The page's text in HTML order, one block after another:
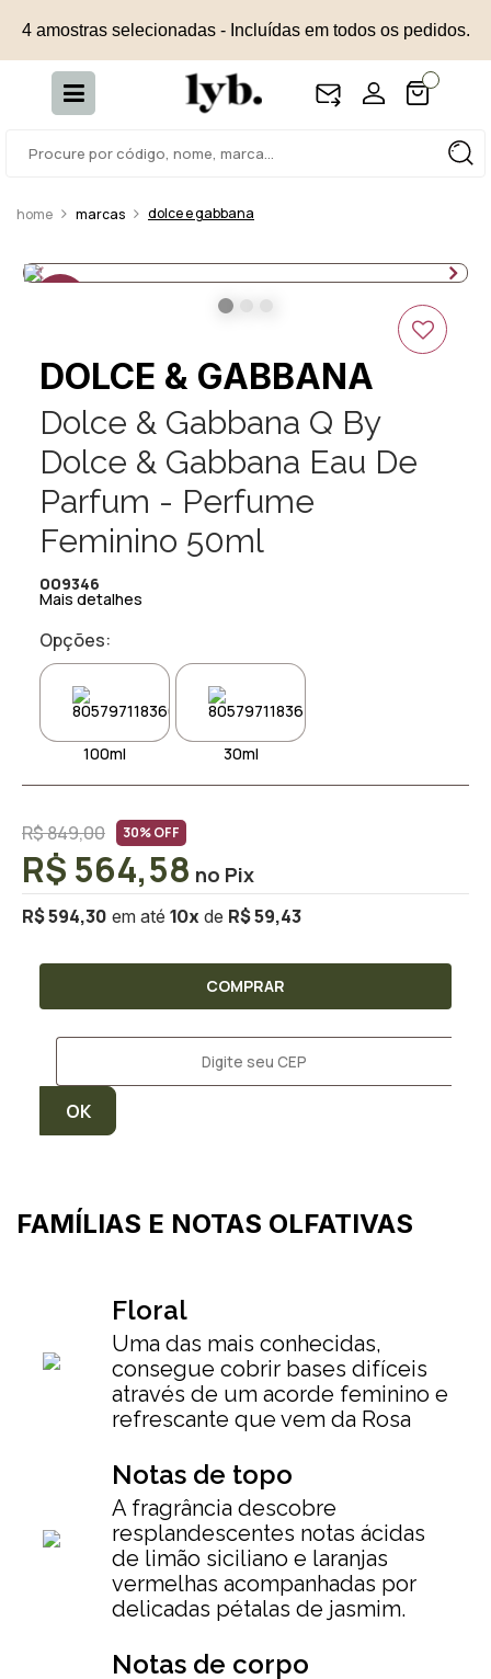
4 amostras selecionadas - Incluídas em todos os pedidos.
marcas dolce e gabbana
DOLCE & GABBANA
Dolce & Gabbana Q By
Dolce & Gabbana Eau De
Parfum - Perfume
Feminino 50ml
009346
Mais detalhes
Opções:
100ml 30ml
R$ 849,00 30% OFF
R$ 594,30 10x R$ 59,43
R$ 564,58
COMPRAR
FAMÍLIAS E NOTAS OLFATIVAS
Floral
Uma das mais conhecidas,
consegue cobrir bases difíceis
através de um acorde feminino e
refrescante que vem da Rosa
Notas de topo
A fragrância descobre
resplandescentes notas ácidas
de limão siciliano e laranjas
vermelhas acompanhadas por
delicadas pétalas de jasmim.
Notas de corpo